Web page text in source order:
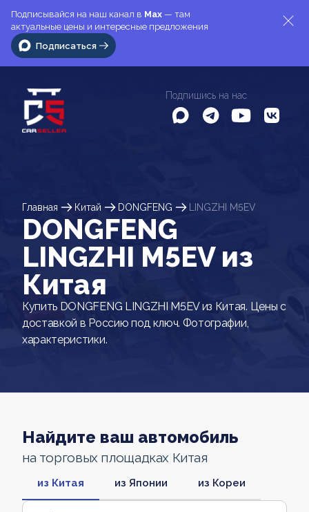
Подписывайся на наш канал в Max — там
актуальные цены и интересные предложения
Подписаться
Подпишись на нас
Главная Китай DONGFENG LINGZHI M5EV
DONGFENG
LINGZHI M5EV из
Китая
Купить DONGFENG LINGZHI M5EV из Китая. Цены с
доставкой в Россию под ключ. Фотографии,
характеристики.
Найдите ваш автомобиль
на торговых площадках Китая
из Китая из Японии из Кореи